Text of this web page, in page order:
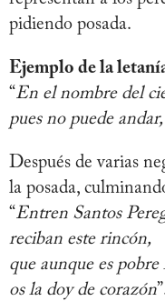
pidiendo posada.
Ejemplo de la
“En el nombre del
pues no puede
Después de varias
la posada,
“Entren Santos
reciban este rincón,
que aunque es
os la doy de corazón